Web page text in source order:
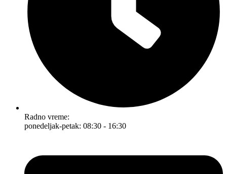
Radno vreme:
ponedeljak-petak: 08:30 - 16:30